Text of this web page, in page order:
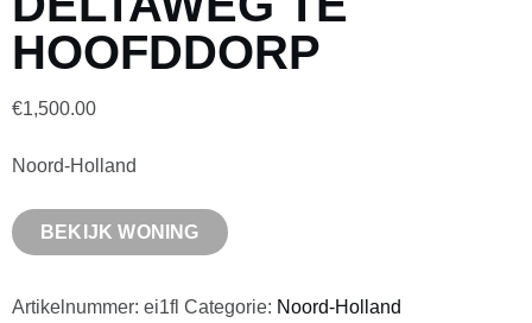
HOOFDDORP
€1,500.00
Noord-Holland
BEKIJK WONING
Artikelnummer: ei1fl Categorie: Noord-Holland